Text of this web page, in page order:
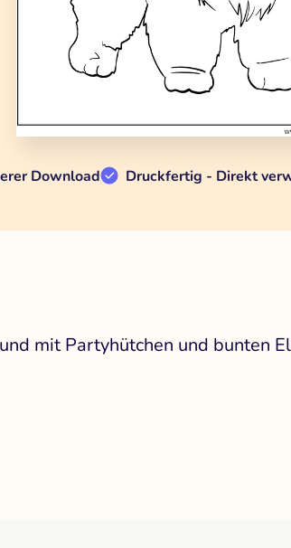
Download Druckfertig - Direkt
mit Partyhütchen und bunten